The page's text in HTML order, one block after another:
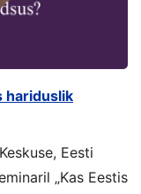
hariduslik
Eesti
„Kas Eestis